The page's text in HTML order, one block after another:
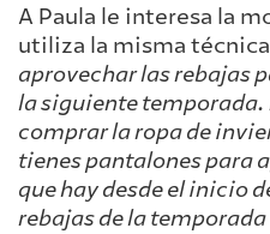
A Paula le interesa la
utiliza la misma técnica
aprovechar las rebajas
la siguiente temporada.
comprar la ropa de
tienes pantalones para
que hay desde el inicio
rebajas de la